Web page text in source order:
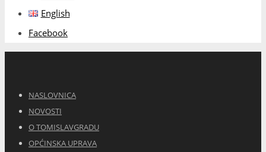
English
Facebook
NASLOVNICA
NOVOSTI
O TOMISLAVGRADU
OPĆINSKA UPRAVA